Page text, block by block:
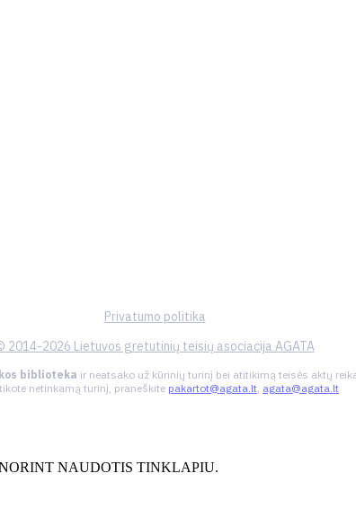
Privatumo politika
2014-2026 Lietuvos gretutinių teisių asociacija AGATA
biblioteka ir neatsako už kūrinių turinį bei atitikimą teisės aktų
netinkamą turinį, praneškite pakartot@agata.lt, agata@agata.lt
NAUDOTIS TINKLAPIU.